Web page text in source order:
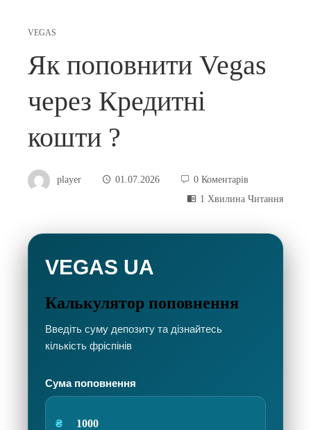
VEGAS
Як поповнити Vegas
через Кредитні
кошти ?
player 01.07.2026
0 Коментарів
1 Хвилина Читання
VEGAS UA
Калькулятор поповнення
Введіть суму депозиту та дізнайтесь
кількість фріспінів
Сума поповнення
₴